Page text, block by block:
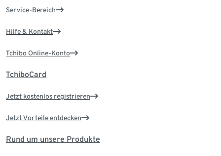
Service-Bereich
Hilfe & Kontakt
Tchibo Online-Konto
TchiboCard
Jetzt kostenlos registrieren
Jetzt Vorteile entdecken
Rund um unsere Produkte